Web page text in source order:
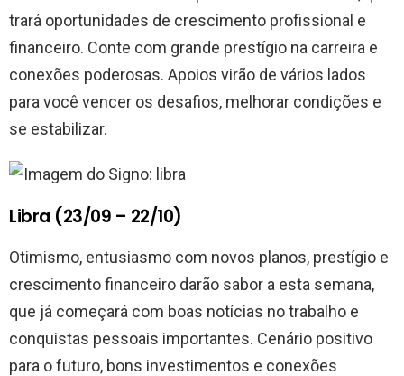
trará oportunidades de crescimento profissional e
financeiro. Conte com grande prestígio na carreira e
conexões poderosas. Apoios virão de vários lados
para você vencer os desafios, melhorar condições e
se estabilizar.
Libra (23/09 – 22/10)
Otimismo, entusiasmo com novos planos, prestígio e
crescimento financeiro darão sabor a esta semana,
que já começará com boas notícias no trabalho e
conquistas pessoais importantes. Cenário positivo
para o futuro, bons investimentos e conexões